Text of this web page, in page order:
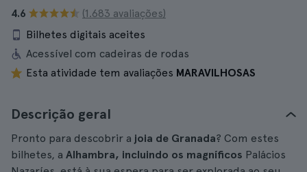
4.6
(1.683 avaliações)
Bilhetes digitais aceites
Acessível com cadeiras de rodas
Esta atividade tem avaliações MARAVILHOSAS
Descrição geral
Pronto para descobrir a joia de Granada? Com estes
bilhetes, a Alhambra, incluindo os magníficos Palácios